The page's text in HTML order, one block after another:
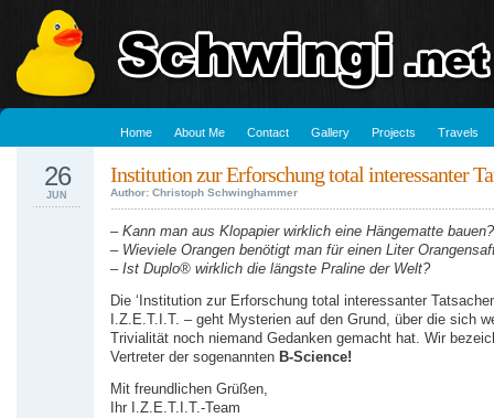
Home About Me Contact Gallery Projects Travels
Institution zur Erforschung total interessanter
Author: Christoph Schwinghammer
26
JUN
– Kann man aus Klopapier wirklich eine Hängematte bauen?
– Wieviele Orangen benötigt man für einen Liter
– Ist Duplo® wirklich die längste Praline der Welt?
Die ‘Institution zur Erforschung total interessanter
I.Z.E.T.I.T. – geht Mysterien auf den Grund, über die sich
Trivialität noch niemand Gedanken gemacht hat. Wir
Vertreter der sogenannten B-Science!
Mit freundlichen Grüßen,
Ihr I.Z.E.T.I.T.-Team